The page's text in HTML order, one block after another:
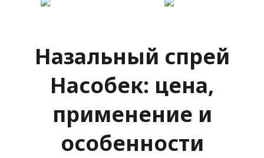
Назальный спрей
Насобек: цена,
применение и
особенности